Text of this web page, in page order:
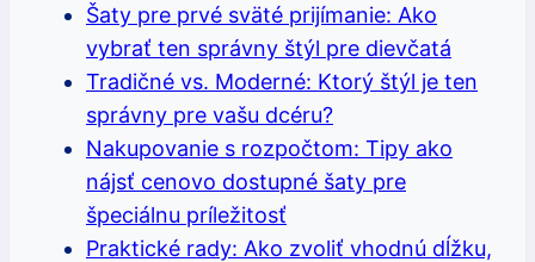
Šaty pre prvé sväté prijímanie: Ako
vybrať ten správny štýl pre dievčatá
Tradičné vs. Moderné: Ktorý štýl je ten
správny pre vašu dcéru?
Nakupovanie s rozpočtom: Tipy ako
nájsť cenovo dostupné šaty pre
špeciálnu príležitosť
Praktické rady: Ako zvoliť vhodnú dĺžku,